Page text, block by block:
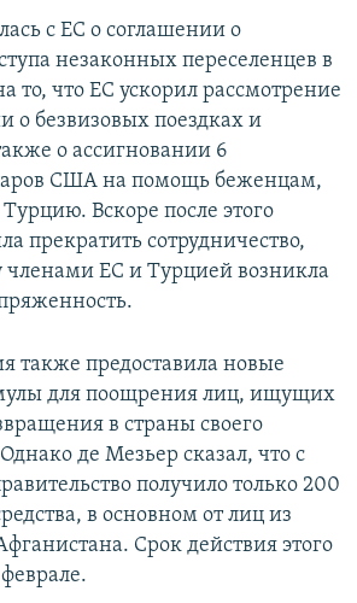
с ЕС о соглашении о
незаконных переселенцев в
то, что ЕС ускорил рассмотрение
о безвизовых поездках и
о ассигновании 6
США на помощь беженцам,
Вскоре после этого
прекратить сотрудничество,
членами ЕС и Турцией возникла
также предоставила новые
для поощрения лиц, ищущих
в страны своего
де Мезьер сказал, что с
получило только 200
в основном от лиц из
Срок действия этого